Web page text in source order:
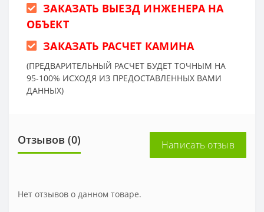
ЗАКАЗАТЬ ВЫЕЗД ИНЖЕНЕРА НА
ОБЪЕКТ
ЗАКАЗАТЬ РАСЧЕТ КАМИНА
(ПРЕДВАРИТЕЛЬНЫЙ РАСЧЕТ БУДЕТ ТОЧНЫМ НА
95-100% ИСХОДЯ ИЗ ПРЕДОСТАВЛЕННЫХ ВАМИ
ДАННЫХ)
Отзывов (0) Написать отзыв
Нет отзывов о данном товаре.